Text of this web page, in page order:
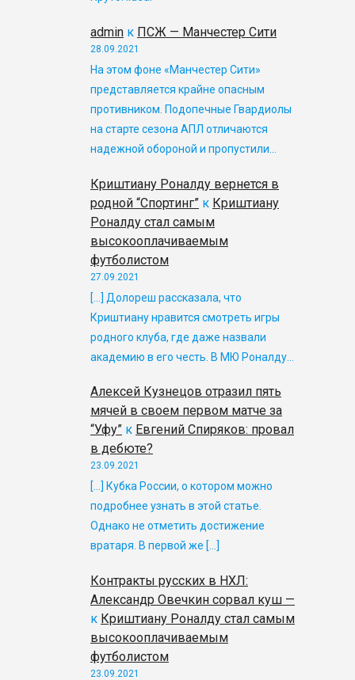
admin к ПСЖ — Манчестер Сити
28.09.2021
На этом фоне «Манчестер Сити»
представляется крайне опасным
противником. Подопечные Гвардиолы
на старте сезона АПЛ отличаются
надежной обороной и пропустили…
Криштиану Роналду вернется в
родной “Спортинг” к Криштиану
Роналду стал самым
высокооплачиваемым
футболистом
27.09.2021
[…] Долореш рассказала, что
Криштиану нравится смотреть игры
родного клуба, где даже назвали
академию в его честь. В МЮ Роналду…
Алексей Кузнецов отразил пять
мячей в своем первом матче за
“Уфу” к Евгений Спиряков: провал
в дебюте?
23.09.2021
[…] Кубка России, о котором можно
подробнее узнать в этой статье.
Однако не отметить достижение
вратаря. В первой же […]
Контракты русских в НХЛ:
Александр Овечкин сорвал куш —
к Криштиану Роналду стал самым
высокооплачиваемым
футболистом
23.09.2021